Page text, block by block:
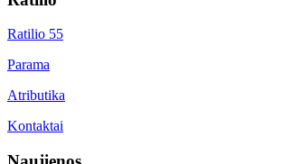
Ratilio 55
Parama
Atributika
Kontaktai